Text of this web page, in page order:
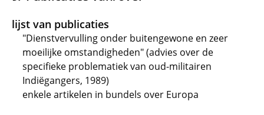
lijst van publicaties
"Dienstvervulling onder buitengewone en zeer
moeilijke omstandigheden" (advies over de
specifieke problematiek van oud-militairen
Indiëgangers, 1989)
enkele artikelen in bundels over Europa